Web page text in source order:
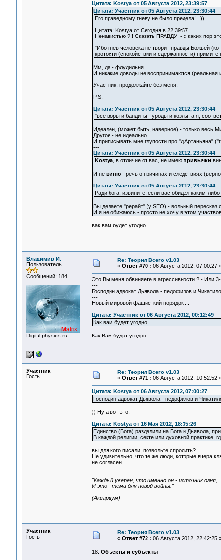
Цитата: Kostya от 05 Августа 2012, 23:39:57
Цитата: Участник от 05 Августа 2012, 23:30:44
Его праведному гневу не было предела!.. ))
Цитата: Kostya от Сегодня в 22:39:57
Ненавистью ?!! Сказать ПРАВДУ - с каких пор
"Ибо гнев человека не творит правды Божьей
кротости (спокойствии и сдержанности)
Мм, да - флудильня.
И никакие доводы не воспринимаются (реальная
Участник, продолжайте без меня.
---
P.S.
Цитата: Участник от 05 Августа 2012, 23:30:44
"все воры и бандиты - уроды и козлы, а я,
Идеален, (может быть, наверное) - только весь
Другое - не идеально.
И приписывать мне глупости про "д’Артаньяна"
---
Цитата: Участник от 05 Августа 2012, 23:30:44
Kostya, в отличие от вас, не имею привычки
И не виню- речь о причинах и следствиях
Цитата: Участник от 05 Августа 2012, 23:30:44
Ради бога, извините, если вас обидел каким-
Вы делаете "рерайт" (у SEO) - вольный пересказ
И я не обижаюсь - просто не хочу в этом
Как вам будет угодно.
Владимир И.
Пользователь
Сообщений: 184
Digital physics.ru
Re: Теория Всего v1.03
« Ответ #70 : 06 Августа 2012, 07:00:27 »
Это Вы меня обвиняете в агрессивности ? - Или
---
Господин адвокат Дьявола - педофилов и
---
Новый мировой фашисткий порядок ...
Цитата: Участник от 06 Августа 2012, 00:12:49
Как вам будет угодно.
Как Вам будет угодно.
Участник
Гость
Re: Теория Всего v1.03
« Ответ #71 : 06 Августа 2012, 10:52:52 »
Цитата: Kostya от 06 Августа 2012, 07:00:27
Господин адвокат Дьявола - педофилов и
)) Ну а вот это:
Цитата: Kostya от 16 Мая 2012, 18:35:26
Единство (Бога) разделили на Бога и Дьявола,
В каждой религии, секте или духовной практике,
вы для кого писали, позвольте спросить?
Не удивительно, что те же люди, которые вчера
не согласен.
"Каждый уверен, что именно он - источник огня,
И это - тема для новой войны."
(Аквариум)
Участник
Гость
Re: Теория Всего v1.03
« Ответ #72 : 06 Августа 2012, 22:42:25 »
18. Объекты и субъекты